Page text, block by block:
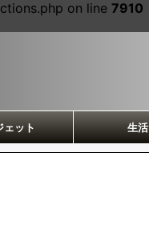
on line 7910
ェット 生活